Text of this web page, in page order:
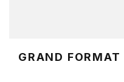
GRAND FORMAT